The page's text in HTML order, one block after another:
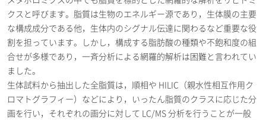
クスと呼びます。脂質は生物のエネルギー源であり，生体膜の主要
な構成成分である他，生体内のシグナル伝達に関わるなど重要な役
割を担っています。しかし，構成する脂肪酸の種類や不飽和度の組
合せが多様であり，一斉分析による網羅的解析は困難と言われてい
ました。
生体試料から抽出した全脂質は，順相や HILIC（親水性相互作用ク
ロマトグラフィー）などにより，いったん脂質のクラスに応じた分
画を行い，それぞれの画分に対して LC/MS 分析を行うことが一般